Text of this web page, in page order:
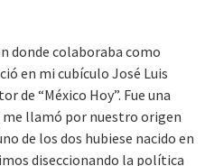
donde colaboraba como
en mi cubículo José Luis
de “México Hoy”. Fue una
me llamó por nuestro origen
de los dos hubiese nacido en
diseccionando la política